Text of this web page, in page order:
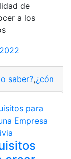
de
a los
saber?,¿cómo